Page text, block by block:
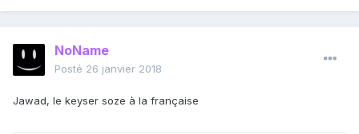
NoName
Posté 26 janvier 2018
Jawad, le keyser soze à la française